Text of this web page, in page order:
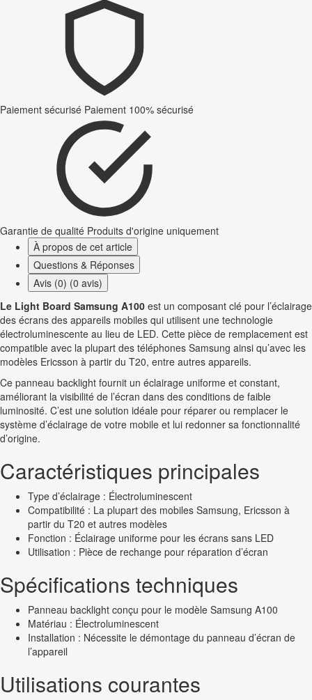
Paiement sécurisé Paiement 100% sécurisé
Garantie de qualité Produits d'origine uniquement
À propos de cet article
Questions & Réponses
Avis (0) (0 avis)
Le Light Board Samsung A100 est un composant clé pour l’éclairage
des écrans des appareils mobiles qui utilisent une technologie
électroluminescente au lieu de LED. Cette pièce de remplacement est
compatible avec la plupart des téléphones Samsung ainsi qu’avec les
modèles Ericsson à partir du T20, entre autres appareils.
Ce panneau backlight fournit un éclairage uniforme et constant,
améliorant la visibilité de l’écran dans des conditions de faible
luminosité. C’est une solution idéale pour réparer ou remplacer le
système d’éclairage de votre mobile et lui redonner sa fonctionnalité
d’origine.
Caractéristiques principales
Type d’éclairage : Électroluminescent
Compatibilité : La plupart des mobiles Samsung, Ericsson à
partir du T20 et autres modèles
Fonction : Éclairage uniforme pour les écrans sans LED
Utilisation : Pièce de rechange pour réparation d’écran
Spécifications techniques
Panneau backlight conçu pour le modèle Samsung A100
Matériau : Électroluminescent
Installation : Nécessite le démontage du panneau d’écran de
l’appareil
Utilisations courantes